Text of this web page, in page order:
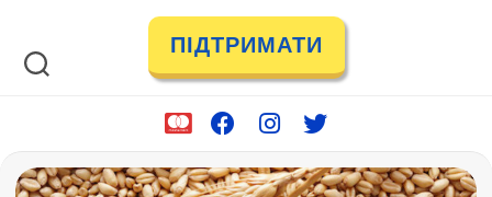
ПІДТРИМАТИ